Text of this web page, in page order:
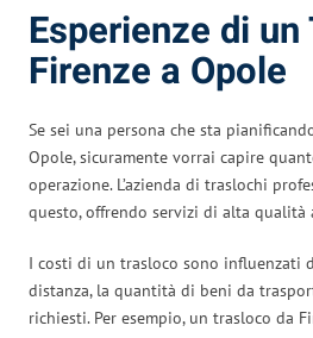
Esperienze di
Firenze a Opole
Se sei una persona che sta
Opole, sicuramente vorrai capire
operazione. L’azienda di traslochi
questo, offrendo servizi di alta qualità
I costi di un trasloco sono influenzati
distanza, la quantità di beni da
richiesti. Per esempio, un trasloco da